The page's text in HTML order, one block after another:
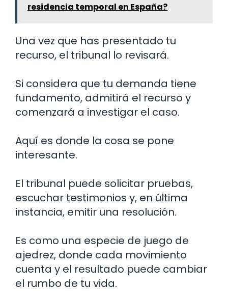
residencia temporal en España?
Una vez que has presentado tu
recurso, el tribunal lo revisará.
Si considera que tu demanda tiene
fundamento, admitirá el recurso y
comenzará a investigar el caso.
Aquí es donde la cosa se pone
interesante.
El tribunal puede solicitar pruebas,
escuchar testimonios y, en última
instancia, emitir una resolución.
Es como una especie de juego de
ajedrez, donde cada movimiento
cuenta y el resultado puede cambiar
el rumbo de tu vida.